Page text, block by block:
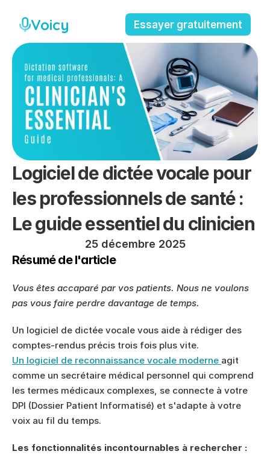
Voicy Essayer gratuitement
Logiciel de dictée vocale pour
les professionnels de santé :
Le guide essentiel du clinicien
25 décembre 2025
Résumé de l'article
Vous êtes accaparé par vos patients. Nous ne voulons
pas vous faire perdre davantage de temps.
Un logiciel de dictée vocale vous aide à rédiger des
comptes-rendus précis trois fois plus vite.
Un logiciel de reconnaissance vocale moderne agit
comme un secrétaire médical personnel qui comprend
les termes médicaux complexes, se connecte à votre
DPI (Dossier Patient Informatisé) et s'adapte à votre
voix au fil du temps.
Les fonctionnalités incontournables à rechercher :